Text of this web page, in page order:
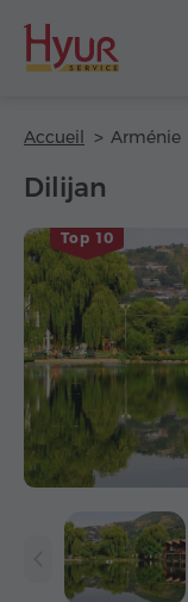
Accueil Arménie
Dilijan
Top 10